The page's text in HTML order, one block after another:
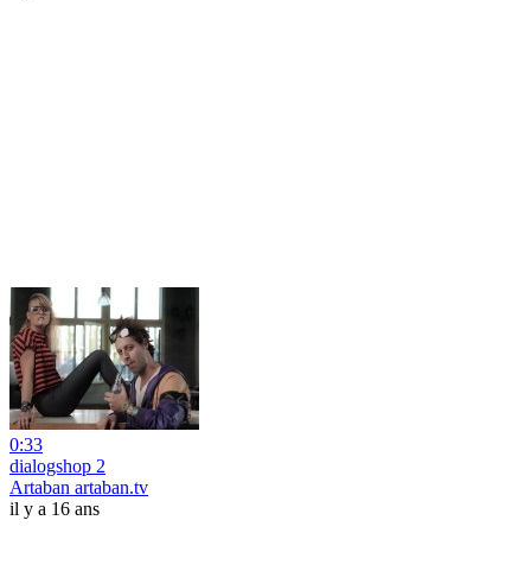
0:33
dialogshop 2
Artaban artaban.tv
il y a 16 ans